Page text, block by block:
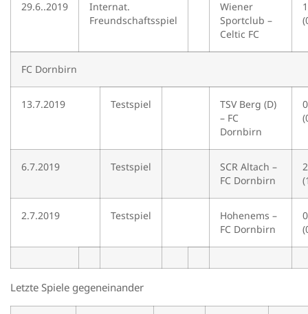
29.6..2019
Internat.
Freundschaftsspiel
Wiener
Sportclub –
Celtic FC
FC Dornbirn
13.7.2019 Testspiel
TSV Berg (D)
– FC
Dornbirn
6.7.2019 Testspiel
SCR Altach –
FC Dornbirn
2.7.2019 Testspiel
Hohenems –
FC Dornbirn
Letzte Spiele gegeneinander